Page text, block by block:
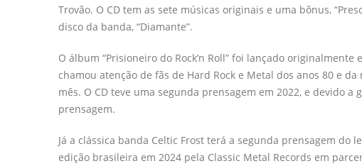
Trovão. O CD tem as sete músicas originais e uma bônus,
disco da banda, “Diamante”.
O álbum “Prisioneiro do Rock’n Roll” foi lançado
chamou atenção de fãs de Hard Rock e Metal dos anos 80 e
mês. O CD teve uma segunda prensagem em 2022, e devido
prensagem.
Já a clássica banda Celtic Frost terá a segunda prensagem do
edição brasileira em 2024 pela Classic Metal Records em